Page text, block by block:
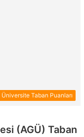
Üniversite Taban Puanları
(AGÜ) Taban